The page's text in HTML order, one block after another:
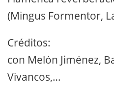
(Mingus Formentor,
Créditos:
con Melón Jiménez,
Vivancos,…